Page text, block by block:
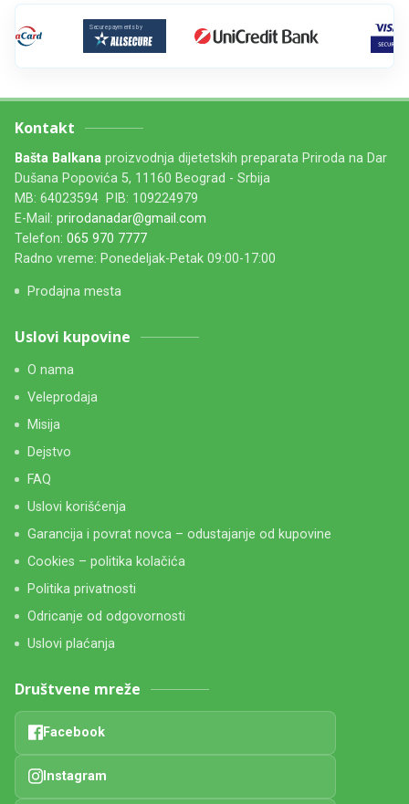
Kontakt
Bašta Balkana proizvodnja dijetetskih preparata Priroda na Dar
Dušana Popovića 5, 11160 Beograd - Srbija
MB: 64023594 PIB: 109224979
E-Mail: prirodanadar@gmail.com
Telefon: 065 970 7777
Radno vreme: Ponedeljak-Petak 09:00-17:00
Prodajna mesta
Uslovi kupovine
O nama
Veleprodaja
Misija
Dejstvo
FAQ
Uslovi korišćenja
Garancija i povrat novca – odustajanje od kupovine
Cookies – politika kolačića
Politika privatnosti
Odricanje od odgovornosti
Uslovi plaćanja
Društvene mreže
Facebook
Instagram